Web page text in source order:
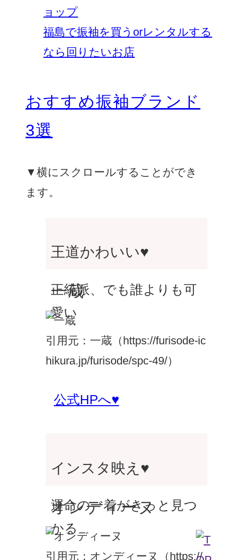
ョップ
福島で振袖を買うorレンタルする
なら回りたいお店
おすすめ振袖ブランド
3選
▼横にスクロールすることができ
ます。
王道かわいい♥
正統派、でも誰よりも可
愛い
一蔵
引用元：一蔵（https://furisode-ic
hikura.jp/furisode/spc-49/）
公式HPへ♥
インスタ映え♥
運命の一着がきっと見つ
かる
オンディーヌ
引用元：オンディーヌ（https://